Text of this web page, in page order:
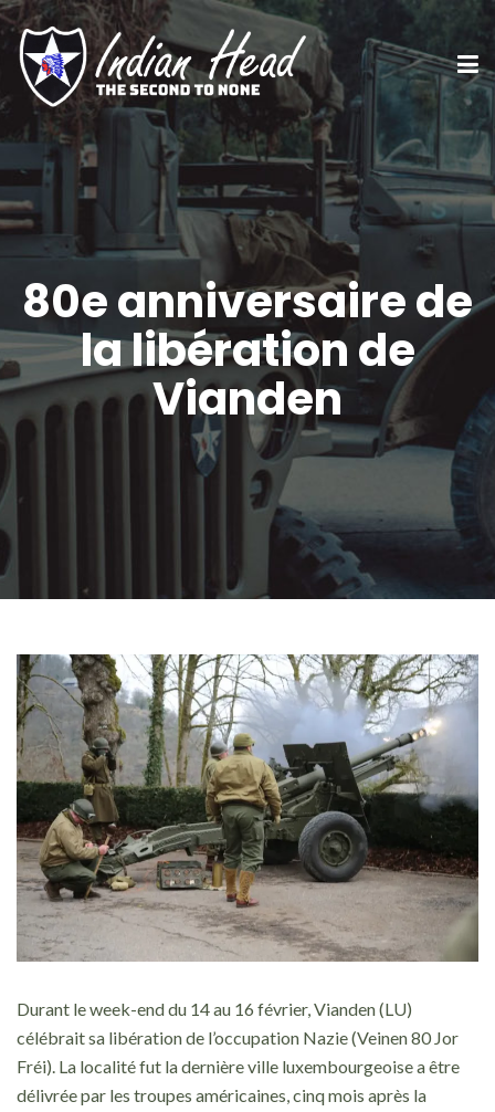
80e anniversaire de
la libération de
Vianden
Durant le week-end du 14 au 16 février, Vianden (LU)
célébrait sa libération de l’occupation Nazie (Veinen 80 Jor
Fréi). La localité fut la dernière ville luxembourgeoise a être
délivrée par les troupes américaines, cinq mois après la